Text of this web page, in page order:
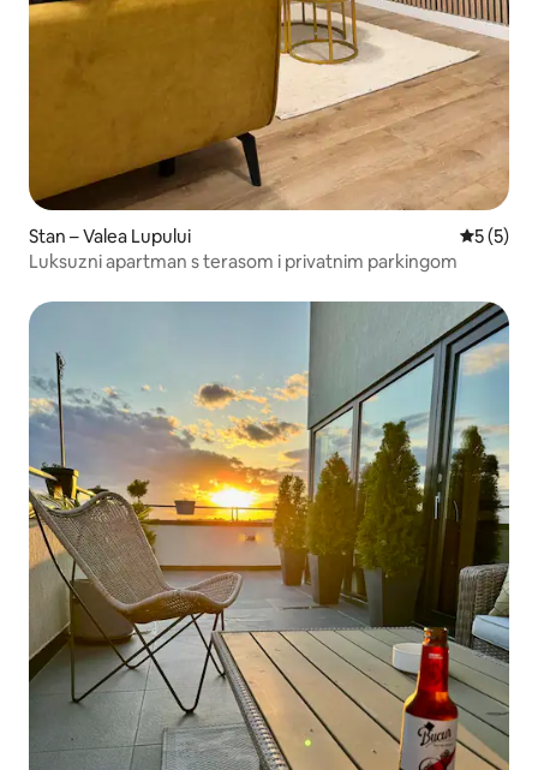
Stan – Valea Lupului
5 (5)
Luksuzni apartman s terasom i privatnim parkingom